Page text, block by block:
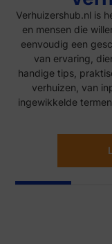
Verhuizershub.nl is
en mensen die
eenvoudig een
van ervaring,
handige tips,
verhuizen, van
ingewikkelde